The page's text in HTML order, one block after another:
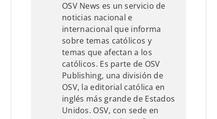
OSV News es un servicio de
noticias nacional e
internacional que informa
sobre temas católicos y
temas que afectan a los
católicos. Es parte de OSV
Publishing, una división de
OSV, la editorial católica en
inglés más grande de Estados
Unidos. OSV, con sede en